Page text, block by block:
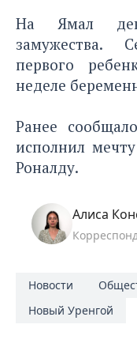
На Ямал
замужества.
первого
неделе
Ранее
исполнил
Роналду.
Алиса
Новости
Новый Уренгой